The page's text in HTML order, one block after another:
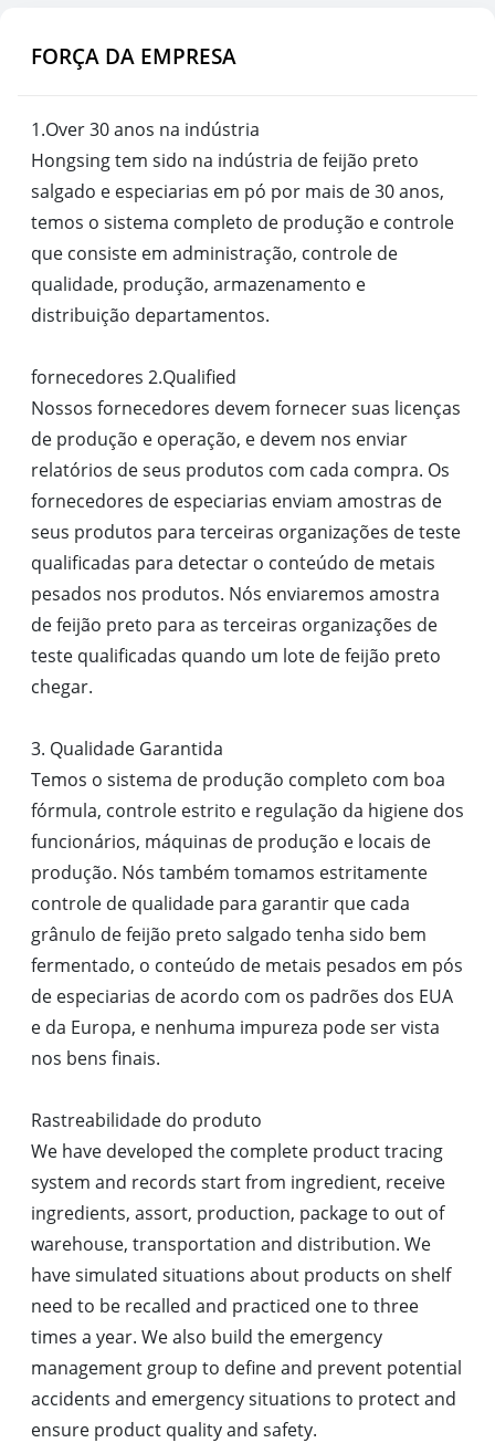
FORÇA DA EMPRESA
1.Over 30 anos na indústria
Hongsing tem sido na indústria de feijão preto
salgado e especiarias em pó por mais de 30 anos,
temos o sistema completo de produção e controle
que consiste em administração, controle de
qualidade, produção, armazenamento e
distribuição departamentos.
fornecedores 2.Qualified
Nossos fornecedores devem fornecer suas licenças
de produção e operação, e devem nos enviar
relatórios de seus produtos com cada compra. Os
fornecedores de especiarias enviam amostras de
seus produtos para terceiras organizações de teste
qualificadas para detectar o conteúdo de metais
pesados ​​nos produtos. Nós enviaremos amostra
de feijão preto para as terceiras organizações de
teste qualificadas quando um lote de feijão preto
chegar.
3. Qualidade Garantida
Temos o sistema de produção completo com boa
fórmula, controle estrito e regulação da higiene dos
funcionários, máquinas de produção e locais de
produção. Nós também tomamos estritamente
controle de qualidade para garantir que cada
grânulo de feijão preto salgado tenha sido bem
fermentado, o conteúdo de metais pesados em pós
de especiarias de acordo com os padrões dos EUA
e da Europa, e nenhuma impureza pode ser vista
nos bens finais.
Rastreabilidade do produto
We have developed the complete product tracing
system and records start from ingredient, receive
ingredients, assort, production, package to out of
warehouse, transportation and distribution. We
have simulated situations about products on shelf
need to be recalled and practiced one to three
times a year. We also build the emergency
management group to define and prevent potential
accidents and emergency situations to protect and
ensure product quality and safety.